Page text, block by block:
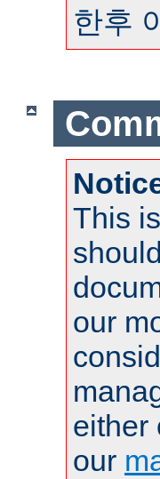
한후
This
our
either
our